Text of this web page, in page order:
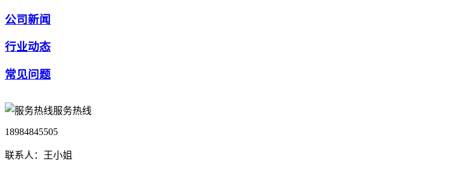
公司新闻
行业动态
常见问题
服务热线
18984845505
联系人：王小姐